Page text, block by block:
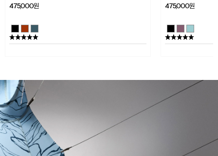
475,000원 475,000원